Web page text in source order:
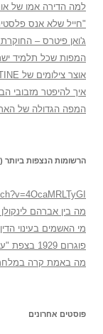
למה הדירה אמו של
"חייל שלא אנס
ג'ואן פיטרס –
המפות שכל תלמיד
אוצר צילומים של PALESTINE הריקה
איך להיפטר מזבובי
המפה הגדולה של
הרשומות הנצפות ביותר
מה בין אברהם
מי האשמים בעינוי
פוגרום 1929 בצפת "עולמנו חרב עלינו"
מה באמת קרה
פוסטים אחרונים